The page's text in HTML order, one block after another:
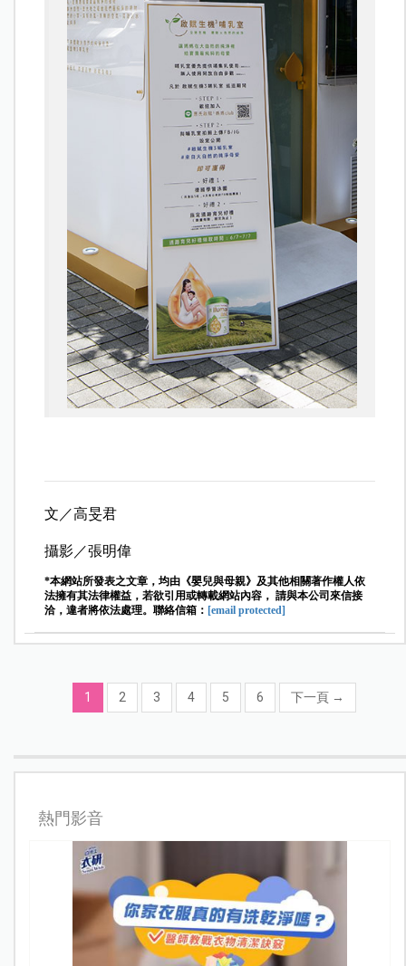
文／高旻君
攝影／張明偉
*本網站所發表之文章，均由《嬰兒與母親》及其他相關著作權人依
法擁有其法律權益，若欲引用或轉載網站內容， 請與本公司來信接
洽，違者將依法處理。聯絡信箱： [email protected]
1 2 3 4 5 6 下一頁 →
熱門影音